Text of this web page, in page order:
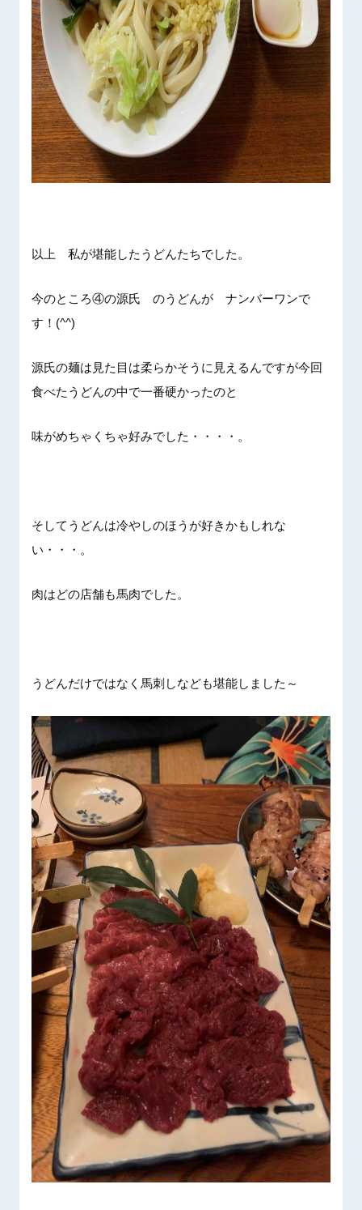
以上 私が堪能したうどんたちでした。
今のところ④の源氏 のうどんが ナンバーワンで
す！(^^)
源氏の麺は見た目は柔らかそうに見えるんですが今回
食べたうどんの中で一番硬かったのと
味がめちゃくちゃ好みでした・・・・。
そしてうどんは冷やしのほうが好きかもしれな
い・・・。
肉はどの店舗も馬肉でした。
うどんだけではなく馬刺しなども堪能しました～